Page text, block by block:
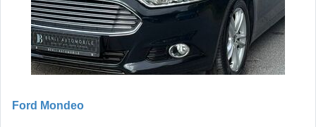
Ford Mondeo